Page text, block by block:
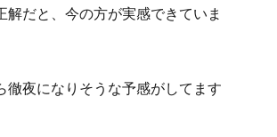
解だと、今の方が実感できていま
徹夜になりそうな予感がしてます